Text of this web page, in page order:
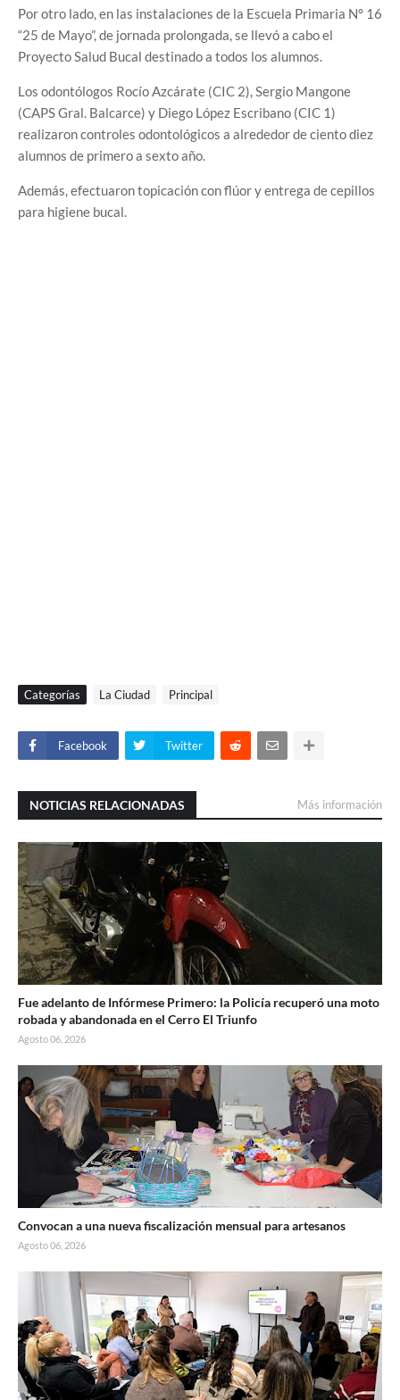
Por otro lado, en las instalaciones de la Escuela Primaria N° 16
“25 de Mayo”, de jornada prolongada, se llevó a cabo el
Proyecto Salud Bucal destinado a todos los alumnos.
Los odontólogos Rocío Azcárate (CIC 2), Sergio Mangone
(CAPS Gral. Balcarce) y Diego López Escribano (CIC 1)
realizaron controles odontológicos a alrededor de ciento diez
alumnos de primero a sexto año.
Además, efectuaron topicación con flúor y entrega de cepillos
para higiene bucal.
Categorías La Ciudad Principal
Facebook Twitter
NOTICIAS RELACIONADAS Más información
Fue adelanto de Infórmese Primero: la Policía recuperó una moto
robada y abandonada en el Cerro El Triunfo
Agosto 06, 2026
Convocan a una nueva fiscalización mensual para artesanos
Agosto 06, 2026